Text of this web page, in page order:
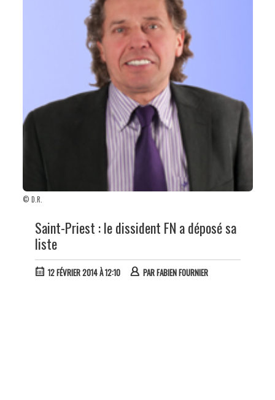
© D.R.
Saint-Priest : le dissident FN a déposé sa
liste
12 FÉVRIER 2014 À 12:10 PARFABIEN FOURNIER